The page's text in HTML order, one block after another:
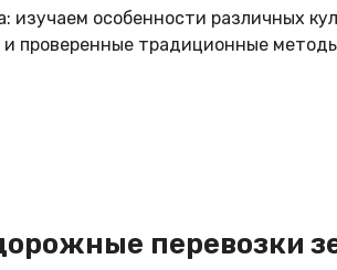
изучаем особенности различных
проверенные традиционные
перевозки